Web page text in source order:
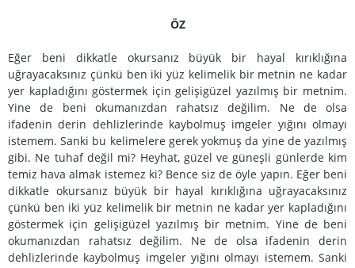
ÖZ
Eğer beni dikkatle okursanız büyük bir hayal kırıklığına
uğrayacaksınız çünkü ben iki yüz kelimelik bir metnin ne kadar
yer kapladığını göstermek için gelişigüzel yazılmış bir metnim.
Yine de beni okumanızdan rahatsız değilim. Ne de olsa
ifadenin derin dehlizlerinde kaybolmuş imgeler yığını olmayı
istemem. Sanki bu kelimelere gerek yokmuş da yine de yazılmış
gibi. Ne tuhaf değil mi? Heyhat, güzel ve güneşli günlerde kim
temiz hava almak istemez ki? Bence siz de öyle yapın. Eğer beni
dikkatle okursanız büyük bir hayal kırıklığına uğrayacaksınız
çünkü ben iki yüz kelimelik bir metnin ne kadar yer kapladığını
göstermek için gelişigüzel yazılmış bir metnim. Yine de beni
okumanızdan rahatsız değilim. Ne de olsa ifadenin derin
dehlizlerinde kaybolmuş imgeler yığını olmayı istemem. Sanki